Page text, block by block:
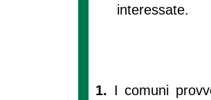
interessate.
1. I comuni